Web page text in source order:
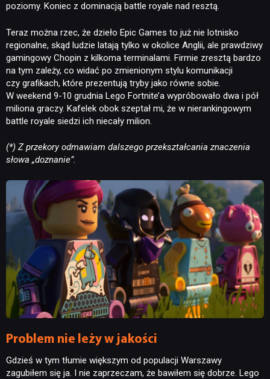
poziomy. Koniec z dominacją battle royale nad resztą.
Teraz można rzec, że dzieło Epic Games to już nie lotnisko
regionalne, skąd ludzie latają tylko w okolice Anglii, ale prawdziwy
gamingowy Chopin z kilkoma terminalami. Firmie zresztą bardzo
na tym zależy, co widać po zmienionym stylu komunikacji
czy grafikach, które prezentują tryby jako równe sobie.
W weekend 9-10 grudnia Lego Fortnite’a wypróbowało dwa i pół
miliona graczy. Kafelek obok szeptał mi, że w nierankingowym
battle royale siedzi ich niecały milion.
(*) Z przekory odmawiam dalszego przekształcania znaczenia
słowa „doznanie”.
Problem nie leży w jakości
Gdzieś w tym tłumie większym od populacji Warszawy
zagubiłem się ja. I nie zaprzeczam, że bawiłem się dobrze. Lego